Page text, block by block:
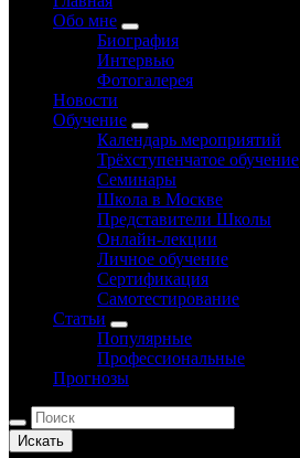
Обо мне
Биография
Интервью
Фотогалерея
Новости
Обучение
Календарь мероприятий
Трёхступенчатое обучение
Семинары
Школа в Москве
Представители Школы
Онлайн-лекции
Личное обучение
Сертификация
Самотестирование
Статьи
Популярные
Профессиональные
Прогнозы
Искать